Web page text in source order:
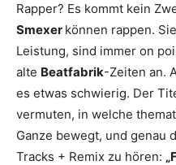
Rapper? Es kommt kein
Smexer können rappen.
Leistung, sind immer on
alte Beatfabrik-Zeiten an.
es etwas schwierig. Der
vermuten, in welche
Ganze bewegt, und genau
Tracks + Remix zu hören: